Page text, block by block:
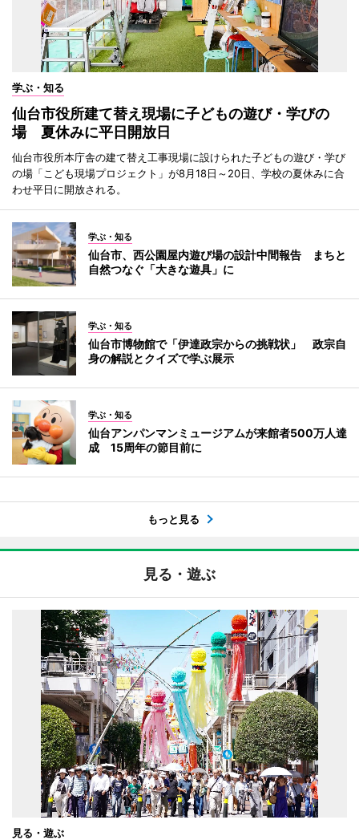
学ぶ・知る
仙台市役所建て替え現場に子どもの遊び・学びの
場 夏休みに平日開放日
仙台市役所本庁舎の建て替え工事現場に設けられた子どもの遊び・学び
の場「こども現場プロジェクト」が8月18日～20日、学校の夏休みに合
わせ平日に開放される。
学ぶ・知る
仙台市、西公園屋内遊び場の設計中間報告 まちと
自然つなぐ「大きな遊具」に
学ぶ・知る
仙台市博物館で「伊達政宗からの挑戦状」 政宗自
身の解説とクイズで学ぶ展示
学ぶ・知る
仙台アンパンマンミュージアムが来館者500万人達
成 15周年の節目前に
もっと見る
見る・遊ぶ
見る・遊ぶ